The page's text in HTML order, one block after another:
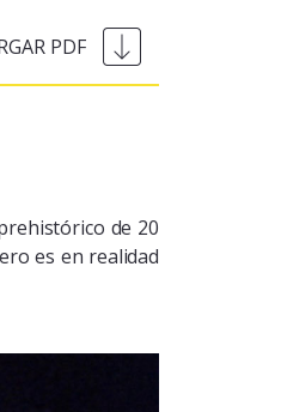
de 20
es en realidad